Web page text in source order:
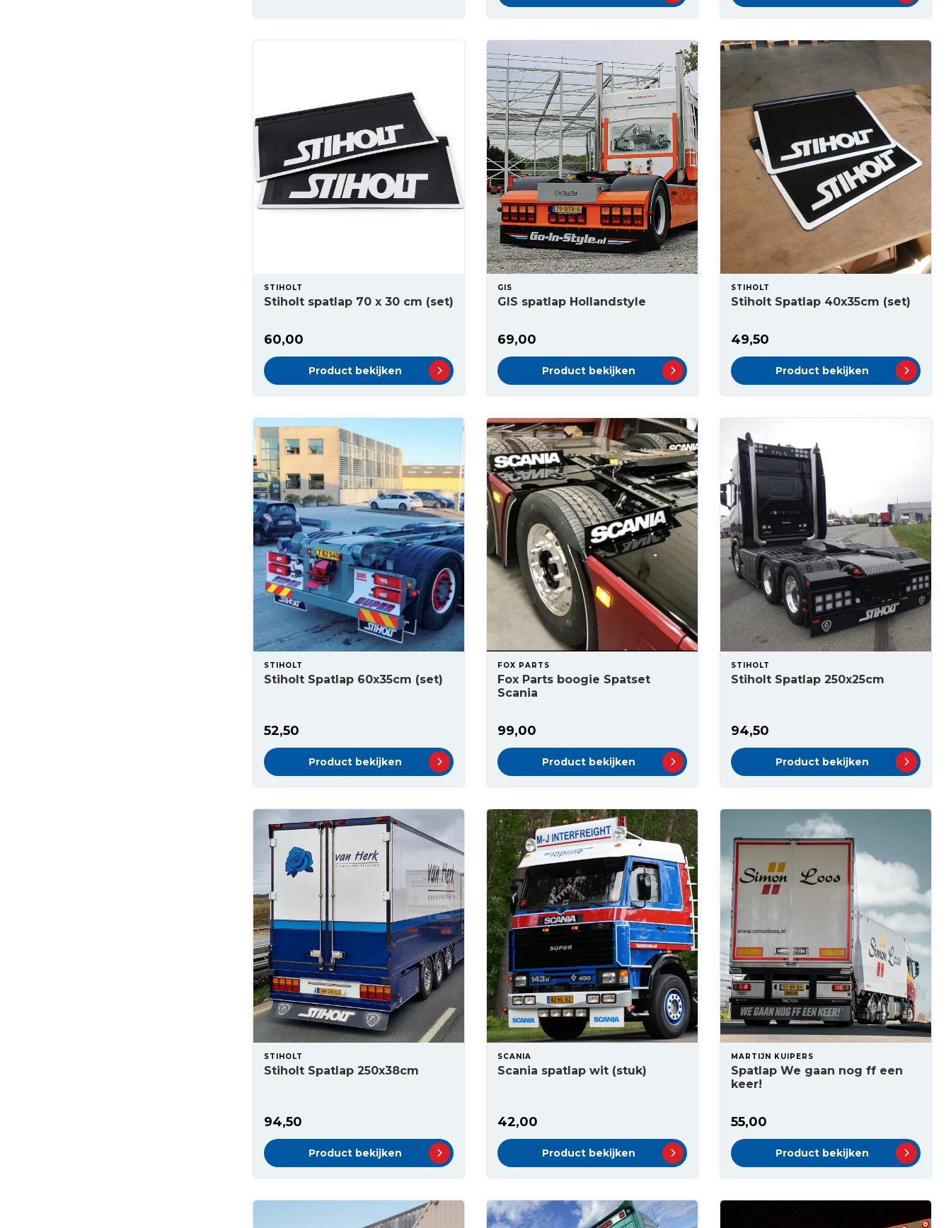
STIHOLT
Stiholt spatlap 70 x 30 cm (set)
60,00
Product bekijken
GIS
GIS spatlap Hollandstyle
69,00
Product bekijken
STIHOLT
Stiholt Spatlap 40x35cm (set)
49,50
Product bekijken
STIHOLT
Stiholt Spatlap 60x35cm (set)
52,50
Product bekijken
FOX PARTS
Fox Parts boogie Spatset
Scania
99,00
Product bekijken
STIHOLT
Stiholt Spatlap 250x25cm
94,50
Product bekijken
STIHOLT
Stiholt Spatlap 250x38cm
94,50
Product bekijken
SCANIA
Scania spatlap wit (stuk)
42,00
Product bekijken
MARTIJN KUIPERS
Spatlap We gaan nog ff een
keer!
55,00
Product bekijken